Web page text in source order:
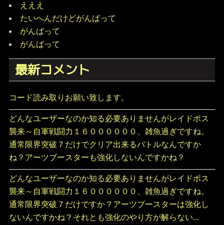
えええ
たいへんだけどがんばって
がんばって
がんばって
最新コメント
コード読み取りお願い致します。
どんなユーザーなのか知る必要ありませんがレイドボス
襲来～自軍戦闘力１６００００００、雑魚過ぎですね。
通常限界突破７だけでクリア出来るバトルなんですか
ね？アーツブースターも強化しないんですかね？
どんなユーザーなのか知る必要ありませんがレイドボス
襲来～自軍戦闘力１６００００００、雑魚過ぎですね。
通常限界突破７だけですか？アーツブースターは強化し
ないんですかね？それとも強化のやり方が解らない...